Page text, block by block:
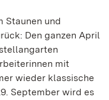
Staunen und
Den ganzen April
mit
wieder klassische
September wird es